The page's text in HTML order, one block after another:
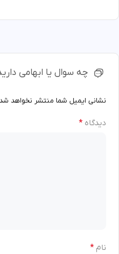
چه سوال یا ابهامی
نشانی ایمیل شما منتشر نخواهد
دیدگاه *
نام *